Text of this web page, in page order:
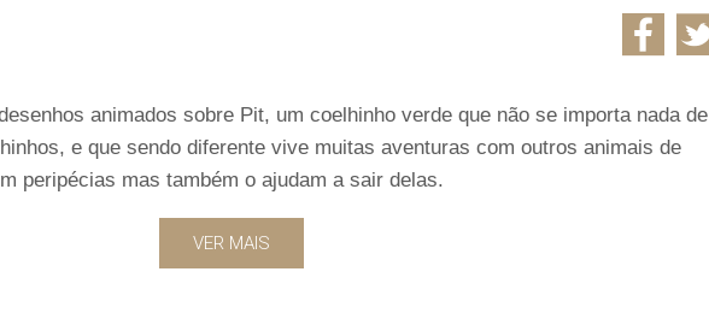
animados sobre Pit, um coelhinho verde que não se importa nada de
e que sendo diferente vive muitas aventuras com outros animais de
peripécias mas também o ajudam a sair delas.
VER MAIS